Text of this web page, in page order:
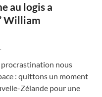
au logis a
William
procrastination nous
: quittons un moment
Zélande pour une